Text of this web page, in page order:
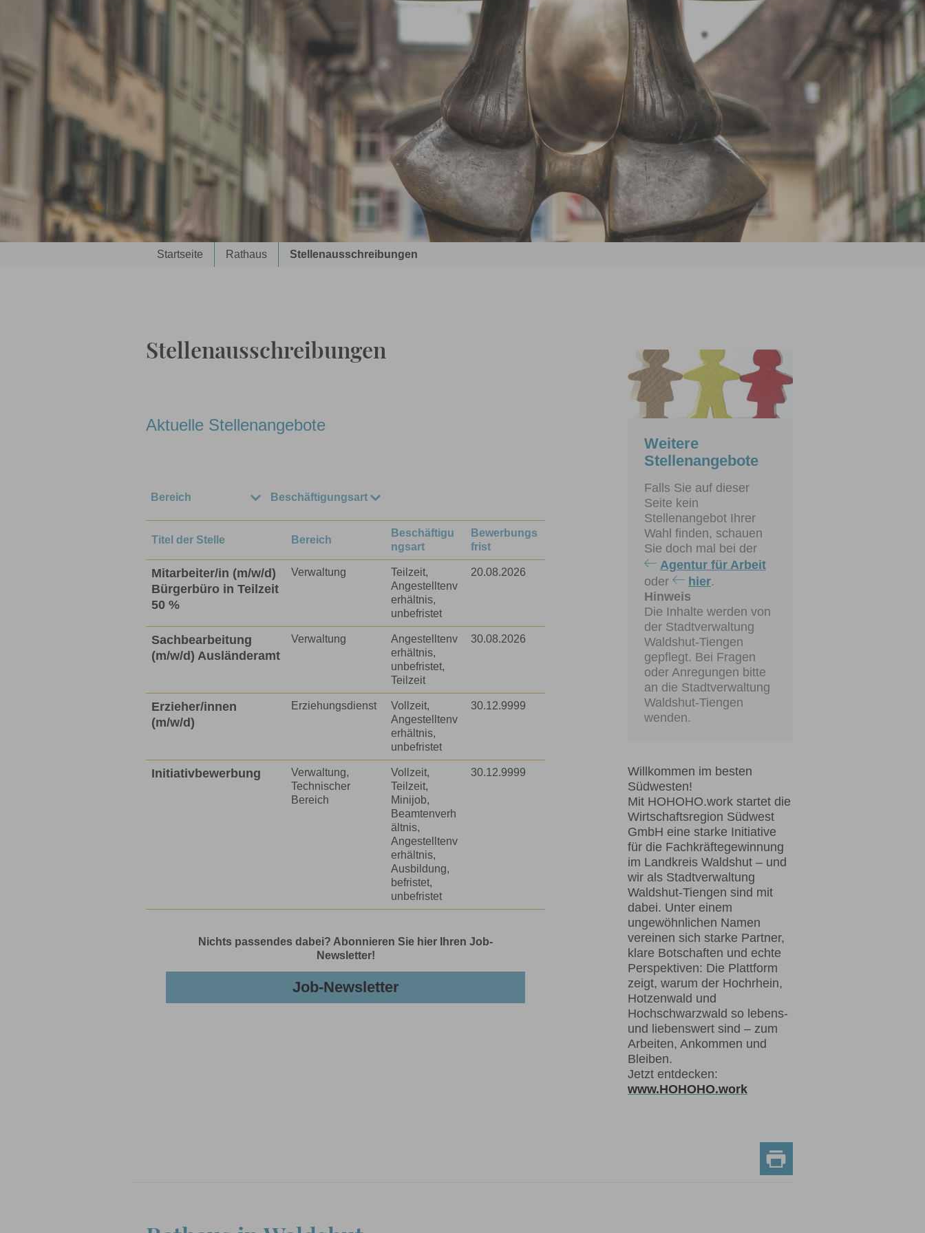
Sie sind hier:
Startseite Rathaus Stellenausschreibungen
Stellenausschreibungen
Aktuelle Stellenangebote
Bereich
Bereich
Erziehungsdienst
Beschäftigungsart
unbefristet
Angestelltenverhältnis
Titel der Stelle Bereich
Beschäftigu
ngsart
Bewerbungs
frist
Mitarbeiter/in (m/w/d)
Bürgerbüro in Teilzeit
50 %
Verwaltung
Teilzeit,
Angestelltenv
erhältnis,
unbefristet
20.08.2026
Sachbearbeitung
(m/w/d) Ausländeramt
Verwaltung
Angestelltenv
erhältnis,
unbefristet,
Teilzeit
30.08.2026
Erzieher/innen
(m/w/d)
Erziehungsdienst
Vollzeit,
Angestelltenv
erhältnis,
unbefristet
30.12.9999
Initiativbewerbung
Verwaltung,
Technischer
Bereich
Vollzeit,
Teilzeit,
Minijob,
Beamtenverh
ältnis,
Angestelltenv
erhältnis,
Ausbildung,
befristet,
unbefristet
30.12.9999
Nichts passendes dabei? Abonnieren Sie hier Ihren Job-
Newsletter!
Job-Newsletter
Weitere
Stellenangebote
Falls Sie auf dieser
Seite kein
Stellenangebot Ihrer
Wahl finden, schauen
Sie doch mal bei der
Agentur für Arbeit
oder
hier.
Hinweis
Die Inhalte werden von
der Stadtverwaltung
Waldshut-Tiengen
gepflegt. Bei Fragen
oder Anregungen bitte
an die Stadtverwaltung
Waldshut-Tiengen
wenden.
Willkommen im besten
Südwesten!
Mit HOHOHO.work startet die
Wirtschaftsregion Südwest
GmbH eine starke Initiative
für die Fachkräftegewinnung
im Landkreis Waldshut – und
wir als Stadtverwaltung
Waldshut-Tiengen sind mit
dabei. Unter einem
ungewöhnlichen Namen
vereinen sich starke Partner,
klare Botschaften und echte
Perspektiven: Die Plattform
zeigt, warum der Hochrhein,
Hotzenwald und
Hochschwarzwald so lebens-
und liebenswert sind – zum
Arbeiten, Ankommen und
Bleiben.
Jetzt entdecken:
www.HOHOHO.work